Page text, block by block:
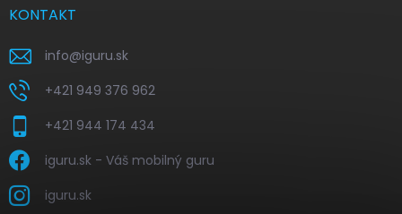
KONTAKT
info@iguru.sk
+421 949 376 962
+421 944 174 434
iguru.sk - Váš mobilný guru
iguru.sk